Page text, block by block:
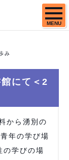
MENU
み
にて＜2
から湧別の
年の学び場
の学びの場